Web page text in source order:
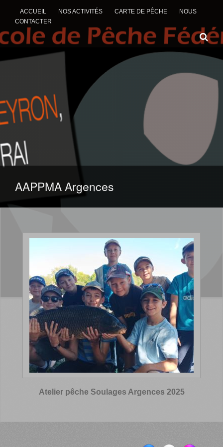
ACCUEIL NOS ACTIVITÉS CARTE DE PÊCHE
NOUS
CONTACTER
ALLER AU CONTENU
AAPPMA Argences
Atelier pêche Soulages Argences 2025